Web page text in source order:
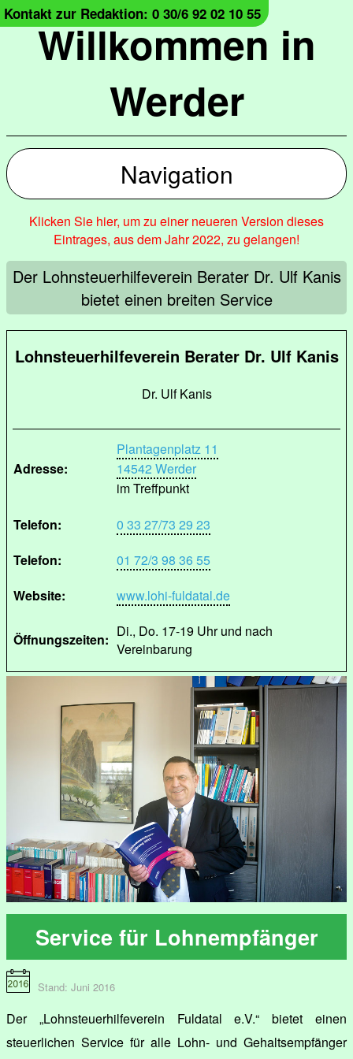
Willkommen in
Werder
Kontakt zur Redaktion: 0 30/6 92 02 10 55
Navigation
Klicken Sie hier, um zu einer neueren Version dieses
Eintrages, aus dem Jahr 2022, zu gelangen!
Der Lohnsteuerhilfeverein Berater Dr. Ulf Kanis
bietet einen breiten Service
Lohnsteuerhilfeverein Berater Dr. Ulf Kanis
Dr. Ulf Kanis
Adresse:
Plantagenplatz 11
14542 Werder
im Treffpunkt
Telefon:
0 33 27/73 29 23
Telefon:
01 72/3 98 36 55
Website:
www.lohi-fuldatal.de
Öffnungszeiten: Di., Do. 17-19 Uhr und nach
Vereinbarung
Service für Lohnempfänger
Stand: Juni 2016
Der „Lohnsteuerhilfeverein Fuldatal e.V.“ bietet einen
steuerlichen Service für alle Lohn- und Gehaltsempfänger